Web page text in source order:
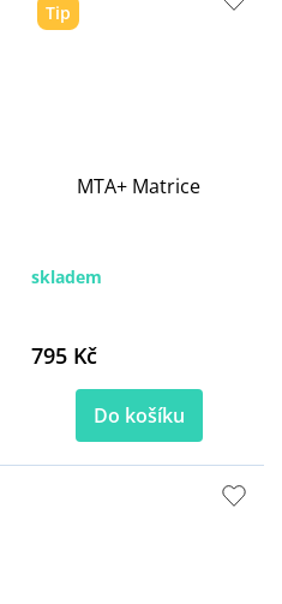
Tip
MTA+ Matrice
skladem
795 Kč
Do košíku